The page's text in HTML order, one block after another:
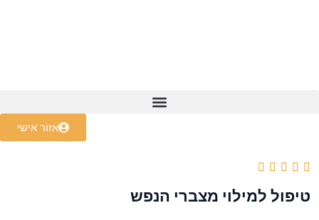
אזור אישי
טיפול למילוי מצברי הנפש